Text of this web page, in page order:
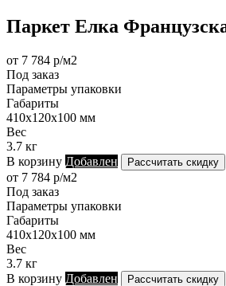
Паркет Елка
от 7 784 р/м2
Под заказ
Параметры упаковки
Габариты
410х120х100 мм
Вес
3.7 кг
В корзину Добавлен Рассчитать скидку
от 7 784 р/м2
Под заказ
Параметры упаковки
Габариты
410х120х100 мм
Вес
3.7 кг
В корзину Добавлен Рассчитать скидку